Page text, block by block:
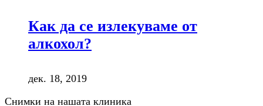
Как да се излекуваме от
алкохол?
дек. 18, 2019
Снимки на нашата клиника